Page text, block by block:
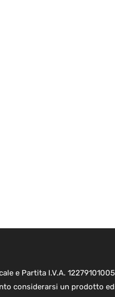
e Partita I.V.A. 12279101005
considerarsi un prodotto